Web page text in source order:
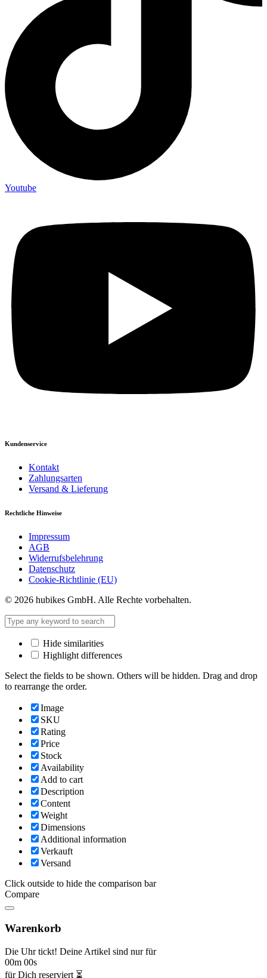
Youtube
Kundenservice
Kontakt
Zahlungsarten
Versand & Lieferung
Rechtliche Hinweise
Impressum
AGB
Widerrufsbelehrung
Datenschutz
Cookie-Richtlinie (EU)
© 2026 hubikes GmbH. Alle Rechte vorbehalten.
Hide similarities
Highlight differences
Select the fields to be shown. Others will be hidden. Drag and drop
to rearrange the order.
Image
SKU
Rating
Price
Stock
Availability
Add to cart
Description
Content
Weight
Dimensions
Additional information
Verkauft
Versand
Click outside to hide the comparison bar
Compare
Warenkorb
Die Uhr tickt! Deine Artikel sind nur für
00m 00s
für Dich reserviert ⏳